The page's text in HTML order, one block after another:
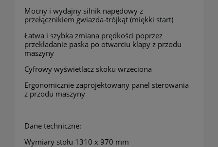
Mocny i wydajny silnik napędowy z
przełącznikiem gwiazda-trójkąt (miękki start)
Łatwa i szybka zmiana prędkości poprzez
przekładanie paska po otwarciu klapy z przodu
maszyny
Cyfrowy wyświetlacz skoku wrzeciona
Ergonomicznie zaprojektowany panel sterowania
z przodu maszyny
Dane techniczne:
Wymiary stołu 1310 x 970 mm